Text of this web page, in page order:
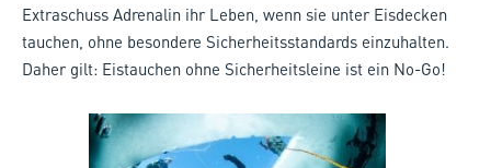
Extraschuss Adrenalin ihr Leben, wenn sie unter Eisdecken
tauchen, ohne besondere Sicherheitsstandards einzuhalten.
Daher gilt: Eistauchen ohne Sicherheitsleine ist ein No-Go!